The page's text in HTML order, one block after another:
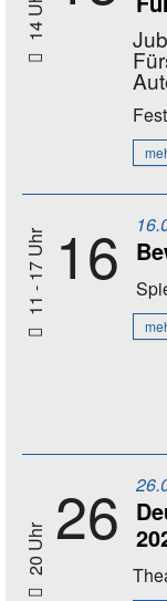
14 Uhr
11 - 17 Uhr 16
20 Uhr 26